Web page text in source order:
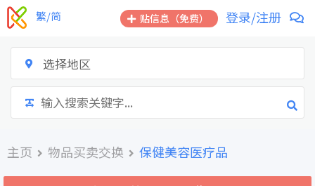
跳
到
贴信息（免费） 登录/注册
繁/简
选择地区
主页 物品买卖交换 保健美容医疗品